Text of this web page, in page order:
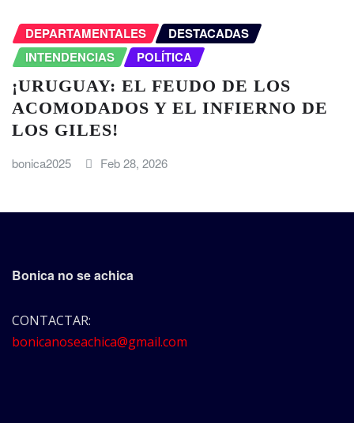
DEPARTAMENTALES
DESTACADAS
INTENDENCIAS
POLÍTICA
¡URUGUAY: EL FEUDO DE LOS
ACOMODADOS Y EL INFIERNO DE
LOS GILES!
bonica2025 Feb 28, 2026
Bonica no se achica
CONTACTAR:
bonicanoseachica@gmail.com